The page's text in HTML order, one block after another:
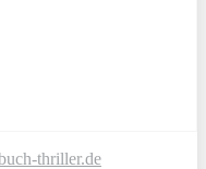
thriller.de